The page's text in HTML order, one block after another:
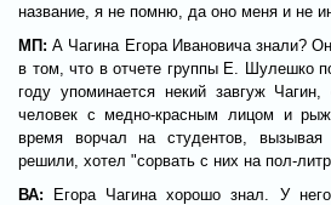
название, я не помню, да оно меня и не
МП: А Чагина Егора Ивановича знали?
в том, что в отчете группы Е. Шулешко
году упоминается некий завгуж
человек с медно-красным лицом и
время ворчал на студентов,
решили, хотел "сорвать с них на пол-
ВА: Егора Чагина хорошо знал. У